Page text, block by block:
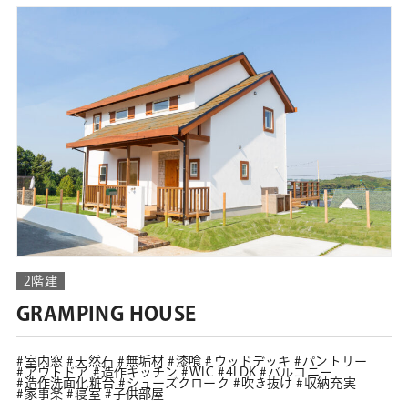
2階建
GRAMPING HOUSE
室内窓 天然石 無垢材 漆喰 ウッドデッキ
パントリー
アウトドア
造作キッチン WIC 4LDK
バルコニー
造作洗面化粧台
シューズクローク 吹き抜け
収納充実
家事楽
寝室 子供部屋